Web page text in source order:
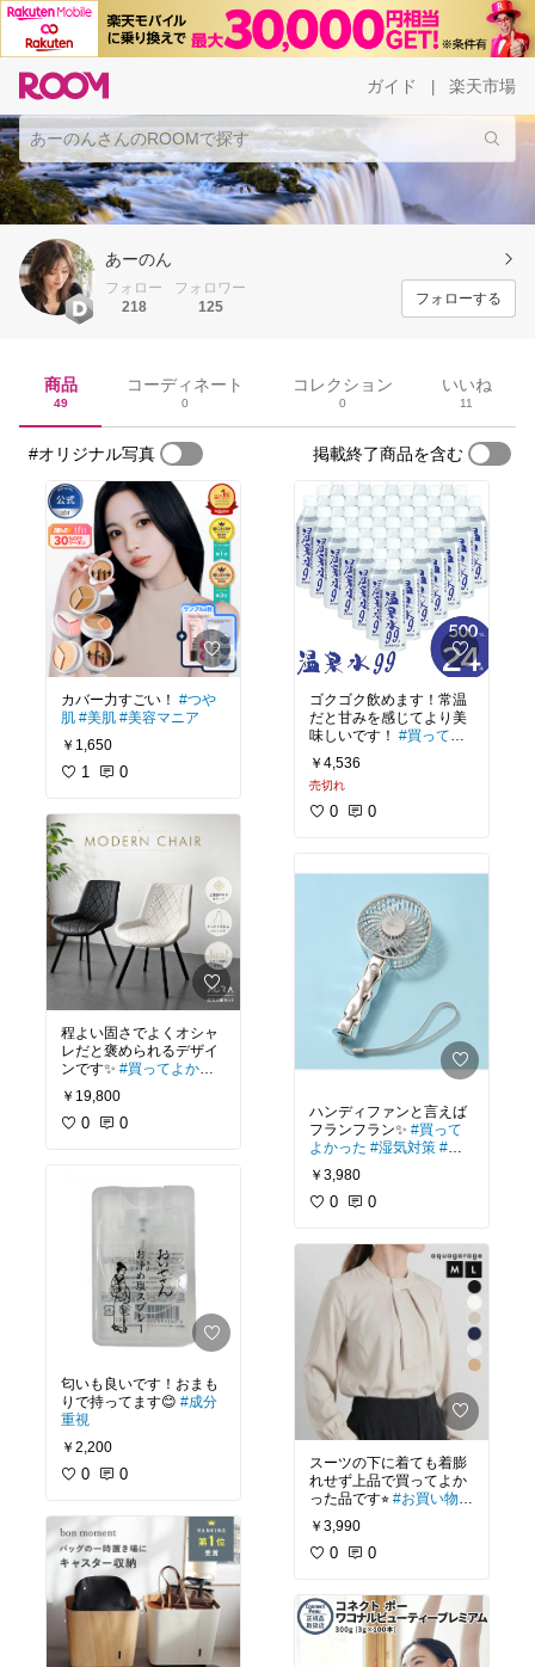
ガイド 楽天市場
あーのん
フォロー
218
フォロワー
125
フォローする
商品
49
コーディネート
0
コレクション
0
いいね
11
#オリジナル写真 掲載終了商品を含む
カバー力すごい！ #つや
肌 #美肌 #美容マニア
￥1,650
1 0
程よい固さでよくオシャ
レだと褒められるデザイ
ンです✨ #買ってよかっ
た #モノトーンインテリ
ア #リビング
￥19,800
0 0
匂いも良いです！おまも
りで持ってます😊 #成分
重視
￥2,200
0 0
ゴクゴク飲めます！常温
だと甘みを感じてより美
味しいです！ #買ってよ
かった #ストック
家のお取り寄せ
￥4,536
売切れ
0 0
ハンディファンと言えば
フランフラン✨ #買って
よかった #湿気対策 #買
￥3,980
0 0
スーツの下に着ても着膨
れせず上品で買ってよか
った品です⭐︎ #お買い物メ
￥3,990
0 0